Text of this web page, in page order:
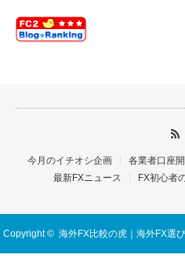
今月のイチオシ企画 各業者口座
最新FXニュース
FX初心者
Copyright © 海外FX比較の虎｜海外FX選